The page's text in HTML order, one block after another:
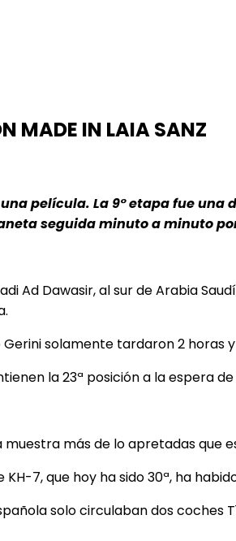
MADE IN LAIA SANZ
película. La 9° etapa fue
seguida minuto a minuto
Ad Dawasir, al sur de Arabia
Gerini solamente tardaron 2 horas
la 23ª posición a la espera
muestra más de lo apretadas que
KH-7, que hoy ha sido 30ª, ha
solo circulaban dos coches